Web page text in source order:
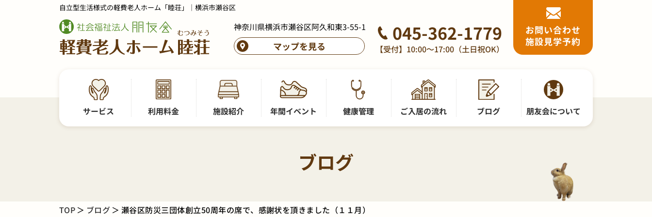
自立型生活様式の軽費老人ホーム「睦荘」｜横浜市瀬谷区
神奈川県横浜市瀬谷区阿久和東3-55-1
マップを見る
045-362-1779
【受付】10:00～17:00（土日祝OK）
お問い合わせ
施設見学予約
サービス 利用料金 施設紹介 年間イベント 健康管理 ご入居の流れ ブログ 朋友会について
ブログ
TOP ブログ 瀬谷区防災三団体創立50周年の席で、感謝状を頂きました（１１月）